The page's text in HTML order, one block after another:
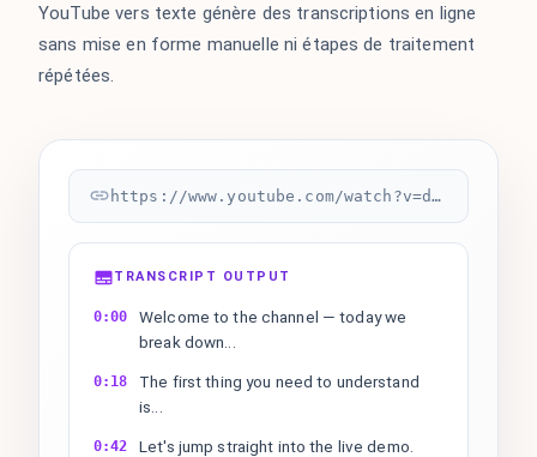
YouTube vers texte génère des transcriptions en ligne
sans mise en forme manuelle ni étapes de traitement
répétées.
https://www.youtube.com/watch?v=dQw4w9WgXcQ
TRANSCRIPT OUTPUT
0:00
Welcome to the channel — today we
break down...
0:18
The first thing you need to understand
is...
0:42 Let's jump straight into the live demo.